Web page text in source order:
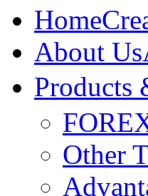
Home
About Us
Products
Other